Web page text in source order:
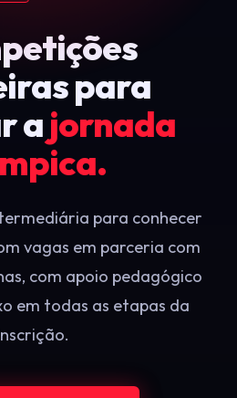
para
ajornada
para conhecer
vagas em parceria com
com apoio pedagógico
em todas as etapas da